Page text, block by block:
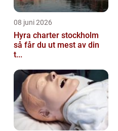
08 juni 2026
Hyra charter stockholm
så får du ut mest av din
t...